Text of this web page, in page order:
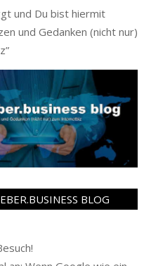
und Du bist hiermit
und Gedanken (nicht nur)
”
BLOG